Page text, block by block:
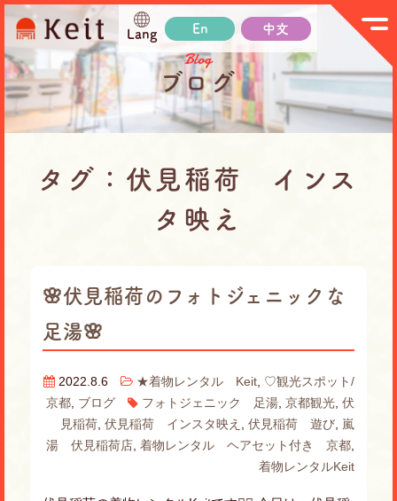
Lang En 中文
Blog
ブログ
タグ：伏見稲荷 インス
タ映え
🌸伏見稲荷のフォトジェニックな
足湯🌸
2022.8.6 ★着物レンタル Keit ♡観光スポット/
京都 ブログ フォトジェニック 足湯 ,京都観光 ,伏
見稲荷 ,伏見稲荷 インスタ映え ,伏見稲荷 遊び 嵐
湯 伏見稲荷店 ,着物レンタル ヘアセット付き 京都
着物レンタルKeit